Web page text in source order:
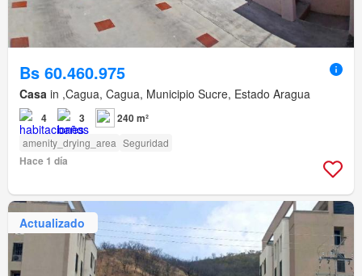
Bs 60.460.975
Casa in ,Cagua, Cagua, Municipio Sucre, Estado Aragua
4 3 240 m²
amenity_drying_area Seguridad
Hace 1 día
Actualizado